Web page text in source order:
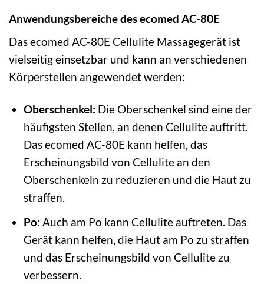
Anwendungsbereiche des ecomed AC-80E
Das ecomed AC-80E Cellulite Massagegerät ist
vielseitig einsetzbar und kann an verschiedenen
Körperstellen angewendet werden:
Oberschenkel: Die Oberschenkel sind eine der
häufigsten Stellen, an denen Cellulite auftritt.
Das ecomed AC-80E kann helfen, das
Erscheinungsbild von Cellulite an den
Oberschenkeln zu reduzieren und die Haut zu
straffen.
Po: Auch am Po kann Cellulite auftreten. Das
Gerät kann helfen, die Haut am Po zu straffen
und das Erscheinungsbild von Cellulite zu
verbessern.